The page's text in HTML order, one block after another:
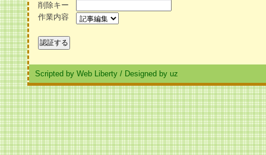
削除キー
作業内容
Scripted by Web Liberty / Designed by uz